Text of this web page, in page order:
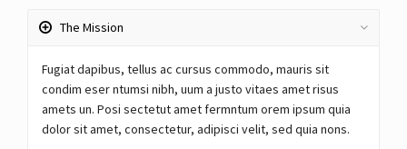
The Mission
Fugiat dapibus, tellus ac cursus commodo, mauris sit
condim eser ntumsi nibh, uum a justo vitaes amet risus
amets un. Posi sectetut amet fermntum orem ipsum quia
dolor sit amet, consectetur, adipisci velit, sed quia nons.